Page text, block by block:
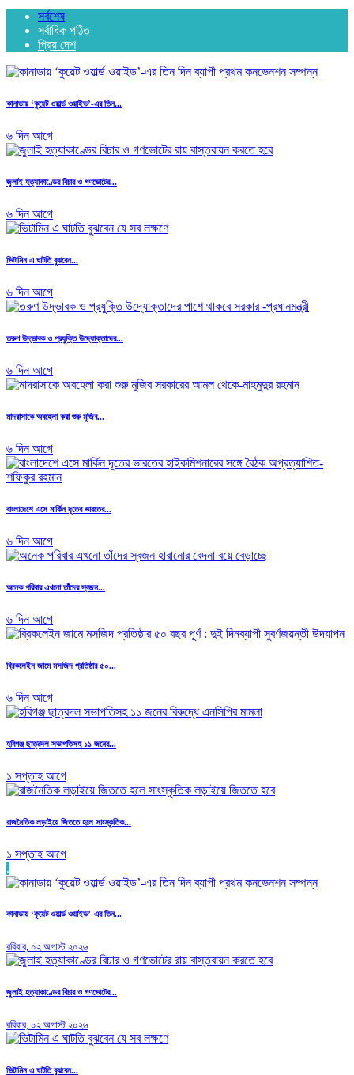
সর্বশেষ
সর্বাধিক পঠিত
প্রিয় দেশ
কানাডায় ‘কুয়েট ওয়ার্ল্ড ওয়াইড’-এর তিন...
৬ দিন আগে
জুলাই হত্যাকাণ্ডের বিচার ও গণভোটের...
৬ দিন আগে
ভিটামিন এ ঘাটতি বুঝবেন...
৬ দিন আগে
তরুণ উদ্ভাবক ও প্রযুক্তি উদ্যোক্তাদের...
৬ দিন আগে
মাদরাসাকে অবহেলা করা শুরু মুজিব...
৬ দিন আগে
বাংলাদেশে এসে মার্কিন দূতের ভারতের...
৬ দিন আগে
অনেক পরিবার এখনো তাঁদের স্বজন...
৬ দিন আগে
ব্রিকলেইন জামে মসজিদ প্রতিষ্ঠার ৫০...
৬ দিন আগে
হবিগঞ্জ ছাত্রদল সভাপতিসহ ১১ জনের...
১ সপ্তাহ আগে
রাজনৈতিক লড়াইয়ে জিততে হলে সাংস্কৃতিক...
১ সপ্তাহ আগে
.
কানাডায় ‘কুয়েট ওয়ার্ল্ড ওয়াইড’-এর তিন...
রবিবার, ০২ অগাস্ট ২০২৬
জুলাই হত্যাকাণ্ডের বিচার ও গণভোটের...
রবিবার, ০২ অগাস্ট ২০২৬
ভিটামিন এ ঘাটতি বুঝবেন...